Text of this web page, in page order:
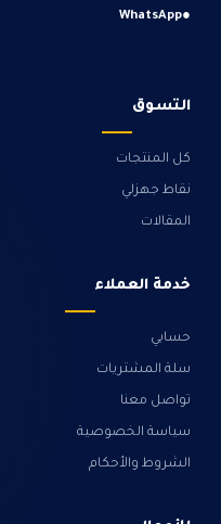
●
WhatsApp
التسوق
كل المنتجات
نقاط جهزلي
المقالات
خدمة العملاء
حسابي
سلة المشتريات
تواصل معنا
سياسة الخصوصية
الشروط والأحكام